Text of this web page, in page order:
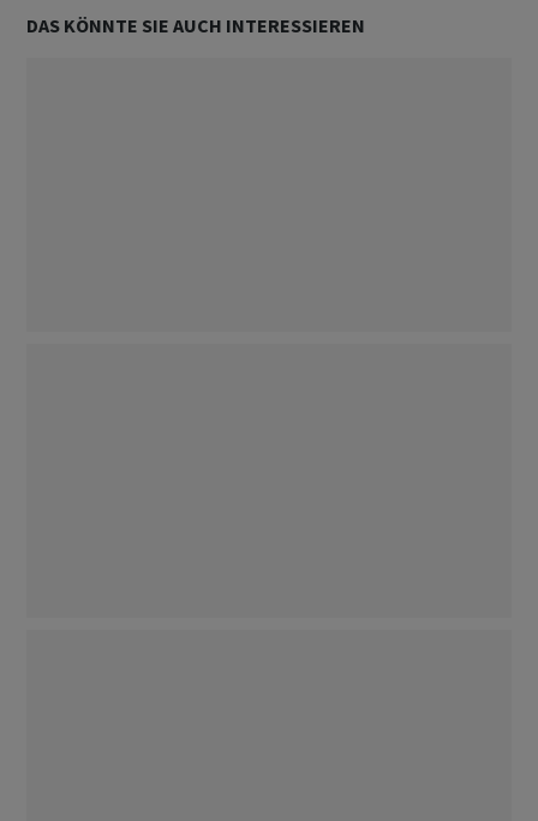
DAS KÖNNTE SIE AUCH INTERESSIEREN